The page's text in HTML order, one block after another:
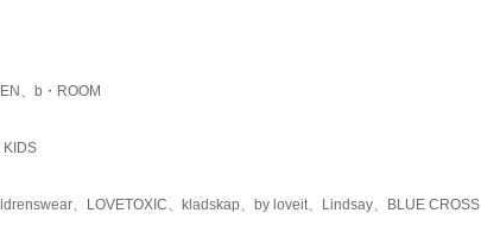
、b・ROOM
KIDS
、LOVETOXIC、kladskap、by loveit、Lindsay、BLUE CROSS